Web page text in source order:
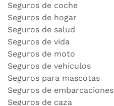
Seguros de coche
Seguros de hogar
Seguros de salud
Seguros de vida
Seguros de moto
Seguros de vehículos
Seguros para mascotas
Seguros de embarcaciones
Seguros de caza